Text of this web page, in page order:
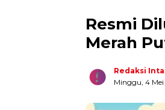
Resmi
Merah
Redaksi
Minggu, 4